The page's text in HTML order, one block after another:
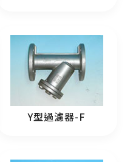
Y型過濾器-F